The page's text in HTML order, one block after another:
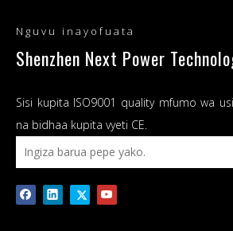
Nguvu inayofuata
Shenzhen Next Power
Sisi kupita ISO9001 quality mfumo wa
na bidhaa kupita vyeti CE.